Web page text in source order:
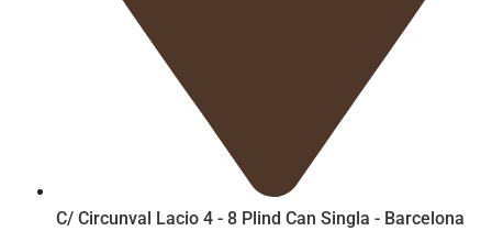
C/ Circunval Lacio 4 - 8 Plind Can Singla - Barcelona